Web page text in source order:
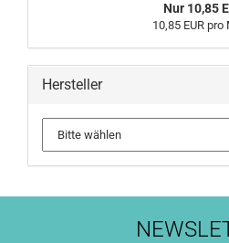
Nur 10,85
10,85 EUR pro
Hersteller